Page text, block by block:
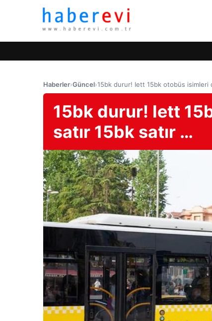
Haberler›Güncel›15bk durur! Iett 15bk otobüs isimleri
15bk durur! Iett
satır 15bk satır …